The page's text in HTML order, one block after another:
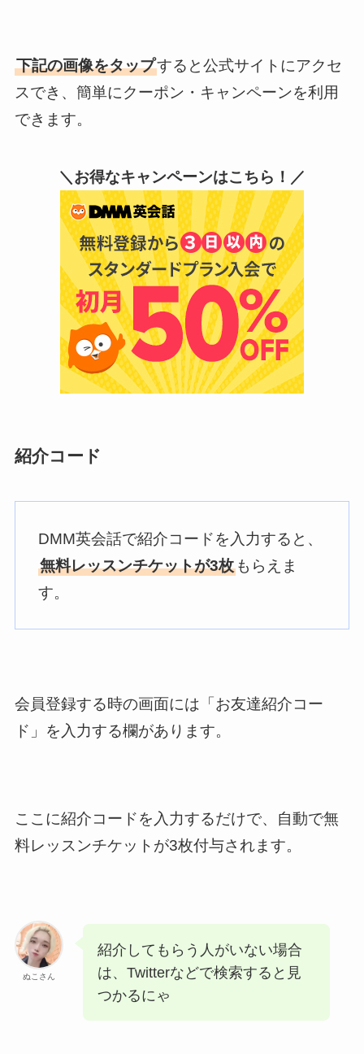
下記の画像をタップすると公式サイトにアクセ
スでき、簡単にクーポン・キャンペーンを利用
できます。
＼お得なキャンペーンはこちら！／
紹介コード
DMM英会話で紹介コードを入力すると、
無料レッスンチケットが3枚 もらえま
す。
会員登録する時の画面には「お友達紹介コー
ド」を入力する欄があります。
ここに紹介コードを入力するだけで、自動で無
料レッスンチケットが3枚付与されます。
ぬこさん
紹介してもらう人がいない場合
は、Twitterなどで検索すると見
つかるにゃ